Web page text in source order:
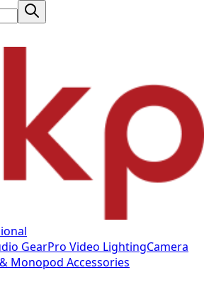
GearPro Video LightingCamera
Monopod Accessories